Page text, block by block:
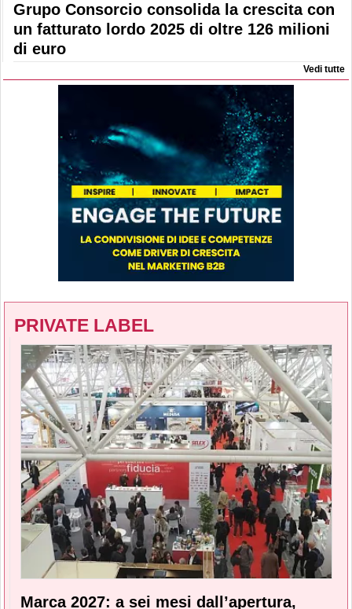
Grupo Consorcio consolida la crescita con
un fatturato lordo 2025 di oltre 126 milioni
di euro
Vedi tutte
PRIVATE LABEL
Marca 2027: a sei mesi dall’apertura,